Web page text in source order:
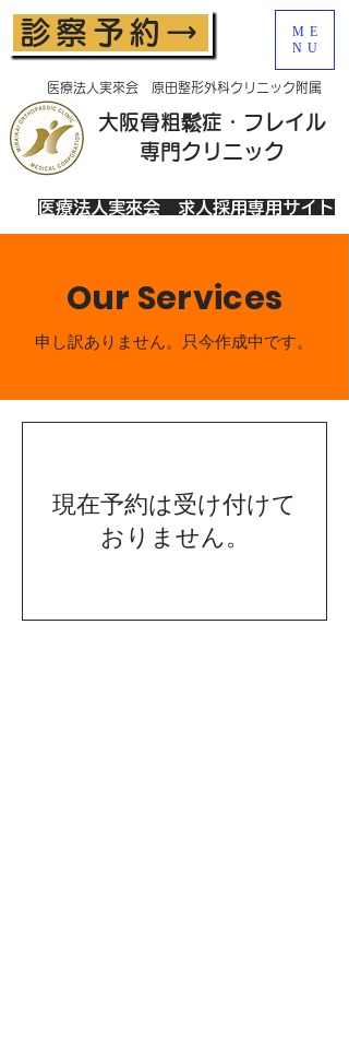
診察予約→
ME
NU
大阪骨粗鬆症・フレイル
​専門クリニック
医療法人実來会 原田整形外科クリニック附属
医療法人実來会 求人採用専用サイト
Our Services
​申し訳ありません。只今作成中です。
現在予約は受け付けて
おりません。